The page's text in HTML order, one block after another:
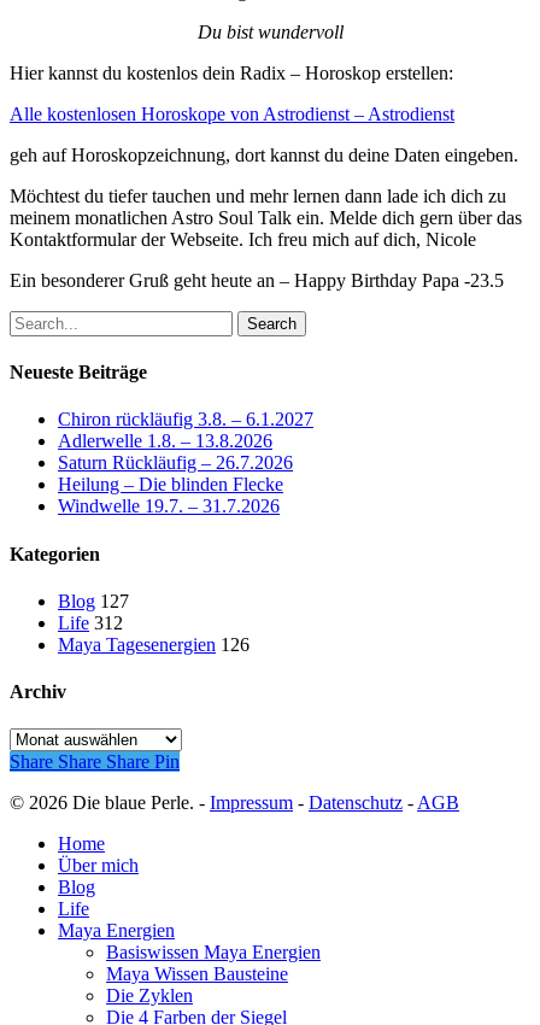
Du bist wundervoll
Hier kannst du kostenlos dein Radix – Horoskop erstellen:
Alle kostenlosen Horoskope von Astrodienst – Astrodienst
geh auf Horoskopzeichnung, dort kannst du deine Daten eingeben.
Möchtest du tiefer tauchen und mehr lernen dann lade ich dich zu
meinem monatlichen Astro Soul Talk ein. Melde dich gern über das
Kontaktformular der Webseite. Ich freu mich auf dich, Nicole
Ein besonderer Gruß geht heute an – Happy Birthday Papa -23.5
Search
Neueste Beiträge
Chiron rückläufig 3.8. – 6.1.2027
Adlerwelle 1.8. – 13.8.2026
Saturn Rückläufig – 26.7.2026
Heilung – Die blinden Flecke
Windwelle 19.7. – 31.7.2026
Kategorien
Blog 127
Life 312
Maya Tagesenergien 126
Archiv
Archiv
Share Share Share Pin
© 2026 Die blaue Perle. - Impressum - Datenschutz -AGB
Close
Menu
Home
Über mich
Blog
Life
Maya Energien
Basiswissen Maya Energien
Maya Wissen Bausteine
Die Zyklen
Die 4 Farben der Siegel